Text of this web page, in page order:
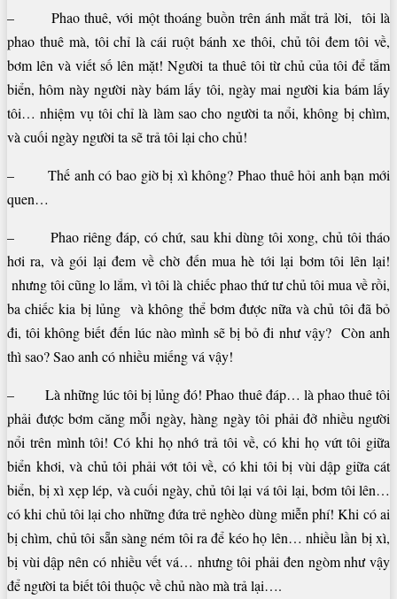
– Phao thuê, với một thoáng buồn trên ánh mắt trả lời, tôi là
phao thuê mà, tôi chỉ là cái ruột bánh xe thôi, chủ tôi đem tôi về,
bơm lên và viết số lên mặt! Người ta thuê tôi từ chủ của tôi để tắm
biển, hôm này người này bám lấy tôi, ngày mai người kia bám lấy
tôi… nhiệm vụ tôi chỉ là làm sao cho người ta nổi, không bị chìm,
và cuối ngày người ta sẽ trả tôi lại cho chủ!
– Thế anh có bao giờ bị xì không? Phao thuê hỏi anh bạn mới
quen…
– Phao riêng đáp, có chứ, sau khi dùng tôi xong, chủ tôi tháo
hơi ra, và gói lại đem về chờ đến mua hè tới lại bơm tôi lên lại!
nhưng tôi cũng lo lắm, vì tôi là chiếc phao thứ tư chủ tôi mua về rồi,
ba chiếc kia bị lủng và không thể bơm được nữa và chủ tôi đã bỏ
đi, tôi không biết đến lúc nào mình sẽ bị bỏ đi như vậy? Còn anh
thì sao? Sao anh có nhiều miếng vá vậy!
– Là những lúc tôi bị lủng đó! Phao thuê đáp… là phao thuê tôi
phải được bơm căng mỗi ngày, hàng ngày tôi phải đở nhiều người
nổi trên mình tôi! Có khi họ nhớ trả tôi về, có khi họ vứt tôi giữa
biển khơi, và chủ tôi phải vớt tôi về, có khi tôi bị vùi dập giữa cát
biển, bị xì xẹp lép, và cuối ngày, chủ tôi lại vá tôi lại, bơm tôi lên…
có khi chủ tôi lại cho những đứa trẻ nghèo dùng miễn phí! Khi có ai
bị chìm, chủ tôi sẵn sàng ném tôi ra để kéo họ lên… nhiều lần bị xì,
bị vùi dập nên có nhiều vết vá… nhưng tôi phải đen ngòm như vậy
để người ta biết tôi thuộc về chủ nào mà trả lại….